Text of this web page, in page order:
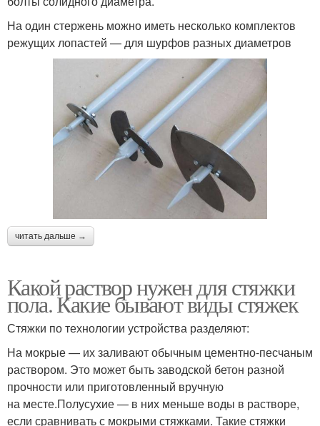
На один стержень можно иметь несколько комплектов
режущих лопастей — для шурфов разных диаметров
читать дальше →
Какой раствор нужен для стяжки
пола. Какие бывают виды стяжек
Стяжки по технологии устройства разделяют:
На мокрые — их заливают обычным цементно-песчаным
раствором. Это может быть заводской бетон разной
прочности или приготовленный вручную
на месте.Полусухие — в них меньше воды в растворе,
если сравнивать с мокрыми стяжками. Такие стяжки